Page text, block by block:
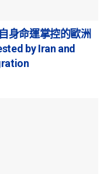
身命運掌控的歐洲
by Iran and